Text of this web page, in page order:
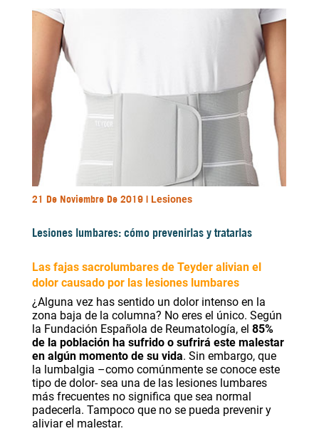
21 De Noviembre De 2019 | Lesiones
Lesiones lumbares: cómo prevenirlas y tratarlas
Las fajas sacrolumbares de Teyder alivian el
dolor causado por las lesiones lumbares
¿Alguna vez has sentido un dolor intenso en la
zona baja de la columna? No eres el único. Según
la Fundación Española de Reumatología, el 85%
de la población ha sufrido o sufrirá este malestar
en algún momento de su vida. Sin embargo, que
la lumbalgia –como comúnmente se conoce este
tipo de dolor- sea una de las lesiones lumbares
más frecuentes no significa que sea normal
padecerla. Tampoco que no se pueda prevenir y
aliviar el malestar.